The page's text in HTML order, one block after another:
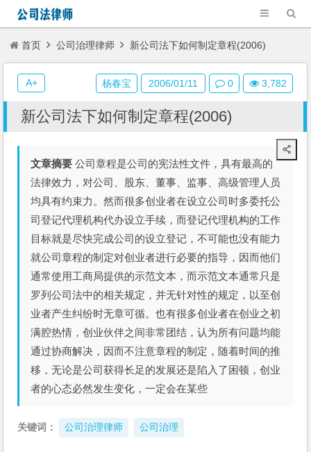
首页 公司治理律师 新公司法下如何制定章程(2006)
新公司法下如何制定章程(2006)
文章摘要 公司章程是公司的宪法性文件，具有最高的
法律效力，对公司、股东、董事、监事、高级管理人员
均具有约束力。然而很多创业者在设立公司时多委托公
司登记代理机构代办设立手续，而登记代理机构的工作
目标就是尽快完成公司的设立登记，不可能也没有能力
就公司章程的制定对创业者进行必要的指导，因而他们
通常使用工商局提供的示范文本，而示范文本通常只是
罗列公司法中的相关规定，并无针对性的规定，以至创
业者产生纠纷时无章可循。也有很多创业者在创业之初
满腔热情，创业伙伴之间非常团结，认为所有问题均能
通过协商解决，因而不注意章程的制定，随着时间的推
移，无论是公司获得长足的发展还是陷入了困顿，创业
者的心态必然发生变化，一定会在某些
关键词： 公司治理律师 公司治理
杨春宝 2006/01/11 0 3,782
A+